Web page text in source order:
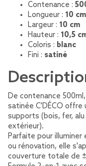
Contenance :
Longueur : 10 cm
Largeur : 10 cm
Hauteur : 10,5
Coloris : blanc
Fini : satiné
De contenance
satinée C'DÉCO offre
supports (bois, fer,
extérieur).
Parfaite pour
ou rénovation, elle
couverture totale de